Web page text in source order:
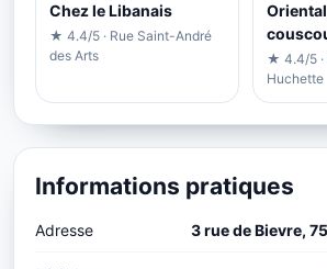
Chez le Libanais
★ 4.4/5 · Rue Saint-André
des Arts
★ 4.4/5 ·
Huchette
Informations pratiques
Adresse 3 rue de Bievre,